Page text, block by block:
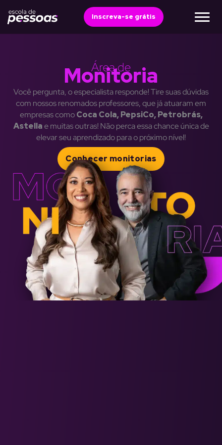
para
Inscreva-se grátis
Área de
Monitoria
Você pergunta, o especialista responde! Tire suas dúvidas
com nossos renomados professores, que já atuaram em
empresas comoCoca Cola, PepsiCo, Petrobrás,
Astellae muitas outras! Não perca essa chance única de
elevar seu aprendizado para o próximo nível!
Conhecer monitorias